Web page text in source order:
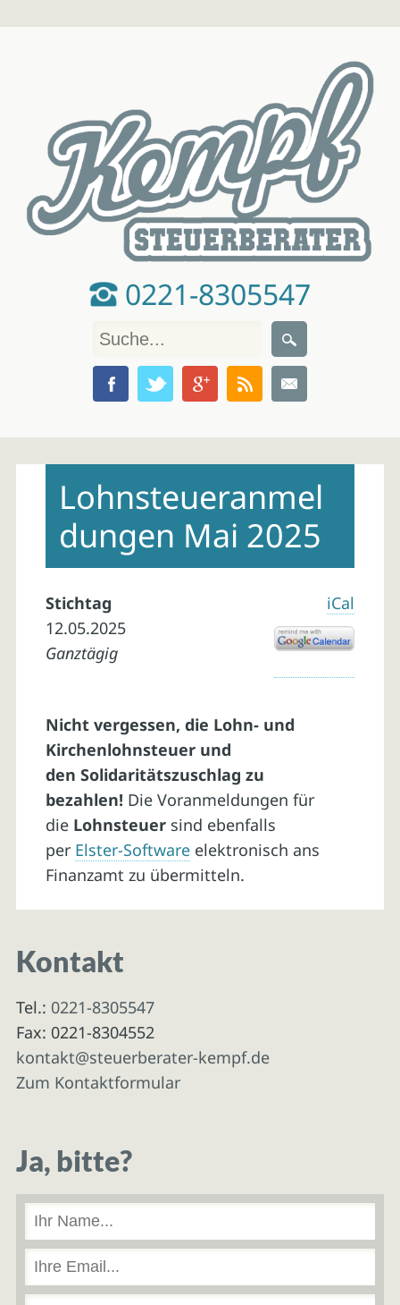
0221-8305547
contentLohnsteueranmel
dungen Mai 2025
iCal
Stichtag
12.05.2025
Ganztägig
Nicht vergessen, die Lohn- und
Kirchenlohnsteuer und
den Solidaritätszuschlag zu
bezahlen! Die Voranmeldungen für
die Lohnsteuersind ebenfalls
per Elster-Softwareelektronisch ans
Finanzamt zu übermitteln.
Kontakt
Tel.: 0221-8305547
Fax: 0221-8304552
kontakt@steuerberater-kempf.de
Zum Kontaktformular
Ja, bitte?